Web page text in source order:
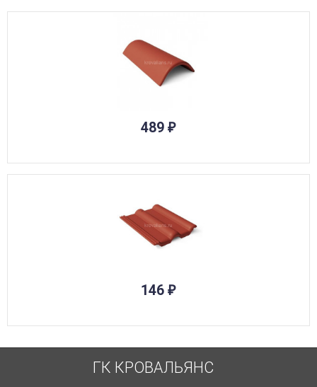
489 ₽
146 ₽
ГК КРОВАЛЬЯНС